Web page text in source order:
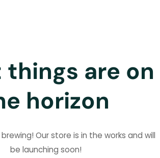
things are on
horizon
Our store is in the works and will
be launching soon!